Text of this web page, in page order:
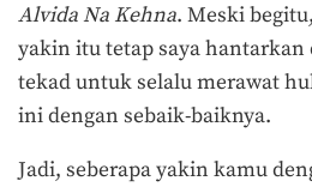
Alvida Na Kehna. Meski
yakin itu tetap saya hantarkan
tekad untuk selalu merawat
ini dengan sebaik-baiknya.
Jadi, seberapa yakin kamu